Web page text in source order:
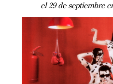
el 29 de septiembre